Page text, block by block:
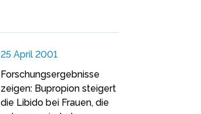
25 April 2001
Forschungsergebnisse
zeigen: Bupropion steigert
die Libido bei Frauen, die